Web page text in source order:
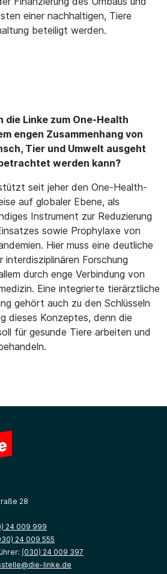
einer nachhaltigen, Tiere
beteiligt werden.
Linke zum One-Health
engen Zusammenhang von
Tier und Umwelt ausgeht
werden kann?
seit jeher den One-Health-
auf globaler Ebene, als
Instrument zur Reduzierung
sowie Prophylaxe von
Hier muss eine deutliche
interdisziplinären Forschung
durch enge Verbindung von
Eine integrierte tierärztliche
gehört auch zu den Schlüsseln
dieses Konzeptes, denn die
für gesunde Tiere arbeiten und
28
24 009 999
24 009 555
(030) 24 009 397
linke.de